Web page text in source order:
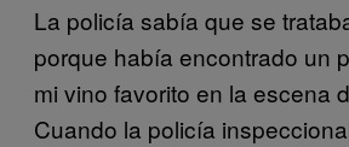
La policía sabía que se
porque había encontrado un
mi vino favorito en la escena
Cuando la policía